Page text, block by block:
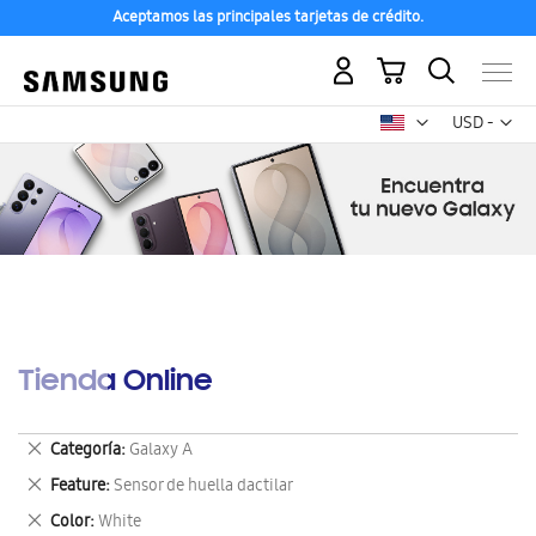
Aceptamos las principales tarjetas de crédito.
USD -
dólar
Mi carrito
Tienda Online
Categoría Galaxy A
Eliminar
este
artículo
Feature Sensor de huella dactilar
Eliminar
este
Color White
Eliminar